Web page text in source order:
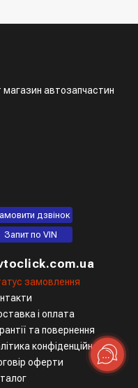
та уточнення
в телефонному
доступні месенджери
автозапчастин
дзвінок
Запит по VIN
замовлення
і оплата
та повернення
конфіденційності
оферти